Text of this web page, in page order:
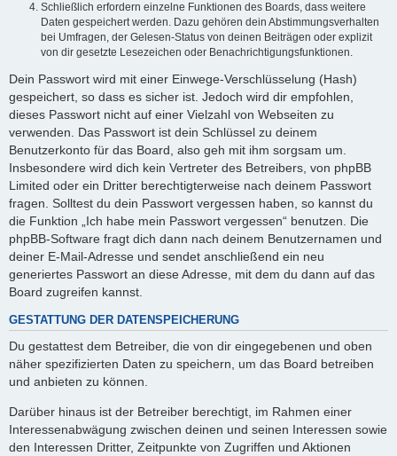
Schließlich erfordern einzelne Funktionen des Boards, dass weitere
Daten gespeichert werden. Dazu gehören dein Abstimmungsverhalten
bei Umfragen, der Gelesen-Status von deinen Beiträgen oder explizit
von dir gesetzte Lesezeichen oder Benachrichtigungsfunktionen.
Dein Passwort wird mit einer Einwege-Verschlüsselung (Hash)
gespeichert, so dass es sicher ist. Jedoch wird dir empfohlen,
dieses Passwort nicht auf einer Vielzahl von Webseiten zu
verwenden. Das Passwort ist dein Schlüssel zu deinem
Benutzerkonto für das Board, also geh mit ihm sorgsam um.
Insbesondere wird dich kein Vertreter des Betreibers, von phpBB
Limited oder ein Dritter berechtigterweise nach deinem Passwort
fragen. Solltest du dein Passwort vergessen haben, so kannst du
die Funktion „Ich habe mein Passwort vergessen“ benutzen. Die
phpBB-Software fragt dich dann nach deinem Benutzernamen und
deiner E-Mail-Adresse und sendet anschließend ein neu
generiertes Passwort an diese Adresse, mit dem du dann auf das
Board zugreifen kannst.
GESTATTUNG DER DATENSPEICHERUNG
Du gestattest dem Betreiber, die von dir eingegebenen und oben
näher spezifizierten Daten zu speichern, um das Board betreiben
und anbieten zu können.
Darüber hinaus ist der Betreiber berechtigt, im Rahmen einer
Interessenabwägung zwischen deinen und seinen Interessen sowie
den Interessen Dritter, Zeitpunkte von Zugriffen und Aktionen